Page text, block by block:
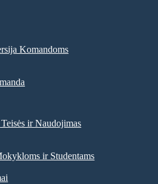
Komandoms
ir Naudojimas
ir Studentams